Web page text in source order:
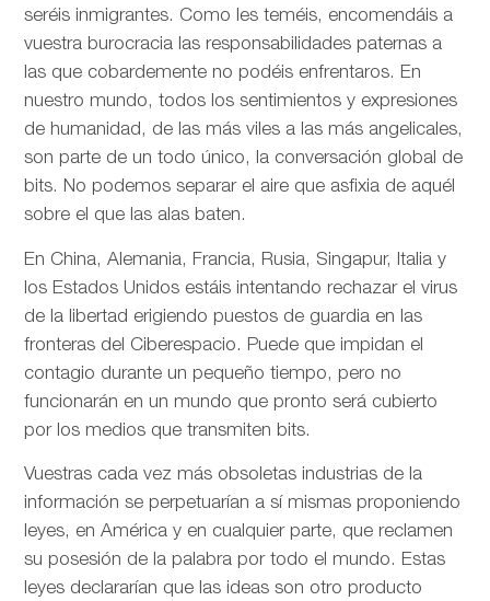
seréis inmigrantes. Como les teméis, encomendáis a
vuestra burocracia las responsabilidades paternas a
las que cobardemente no podéis enfrentaros. En
nuestro mundo, todos los sentimientos y expresiones
de humanidad, de las más viles a las más angelicales,
son parte de un todo único, la conversación global de
bits. No podemos separar el aire que asfixia de aquél
sobre el que las alas baten.
En China, Alemania, Francia, Rusia, Singapur, Italia y
los Estados Unidos estáis intentando rechazar el virus
de la libertad erigiendo puestos de guardia en las
fronteras del Ciberespacio. Puede que impidan el
contagio durante un pequeño tiempo, pero no
funcionarán en un mundo que pronto será cubierto
por los medios que transmiten bits.
Vuestras cada vez más obsoletas industrias de la
información se perpetuarían a sí mismas proponiendo
leyes, en América y en cualquier parte, que reclamen
su posesión de la palabra por todo el mundo. Estas
leyes declararían que las ideas son otro producto